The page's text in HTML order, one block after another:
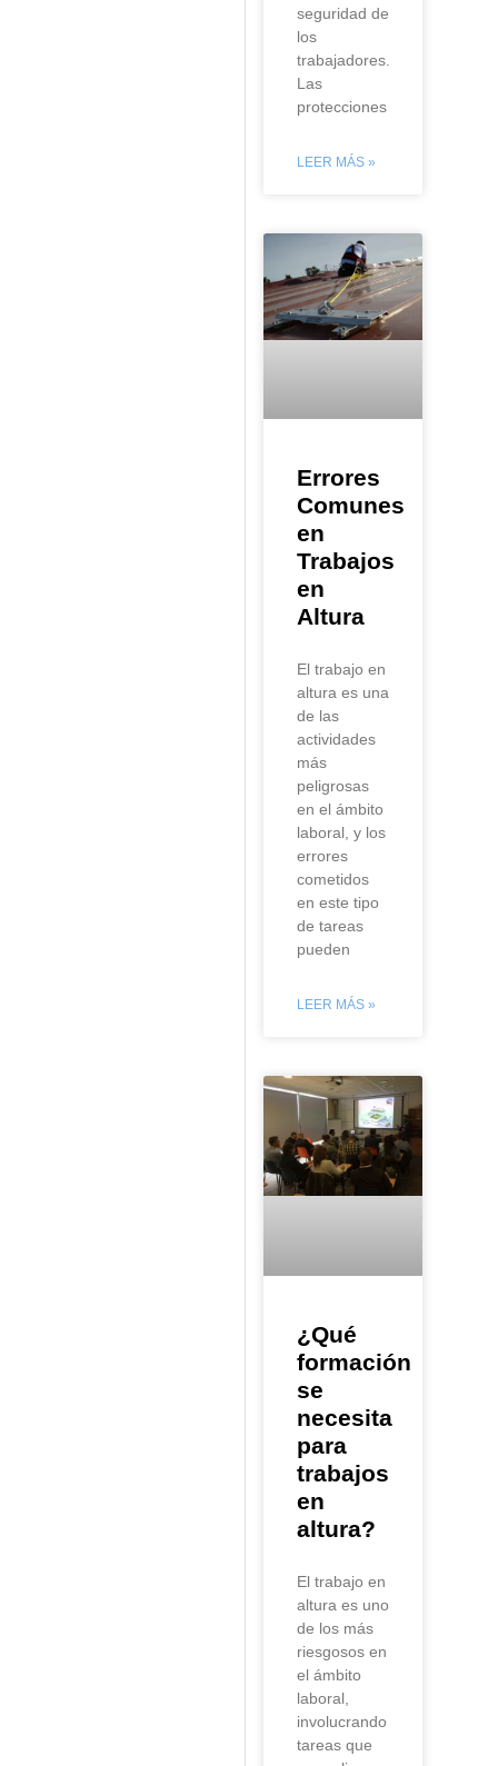
seguridad de
los
trabajadores.
Las
protecciones
LEER MÁS »
Errores
Comunes
en
Trabajos
en
Altura
El trabajo en
altura es una
de las
actividades
más
peligrosas
en el ámbito
laboral, y los
errores
cometidos
en este tipo
de tareas
pueden
LEER MÁS »
¿Qué
formación
se
necesita
para
trabajos
en
altura?
El trabajo en
altura es uno
de los más
riesgosos en
el ámbito
laboral,
involucrando
tareas que